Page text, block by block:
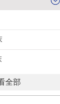
全部